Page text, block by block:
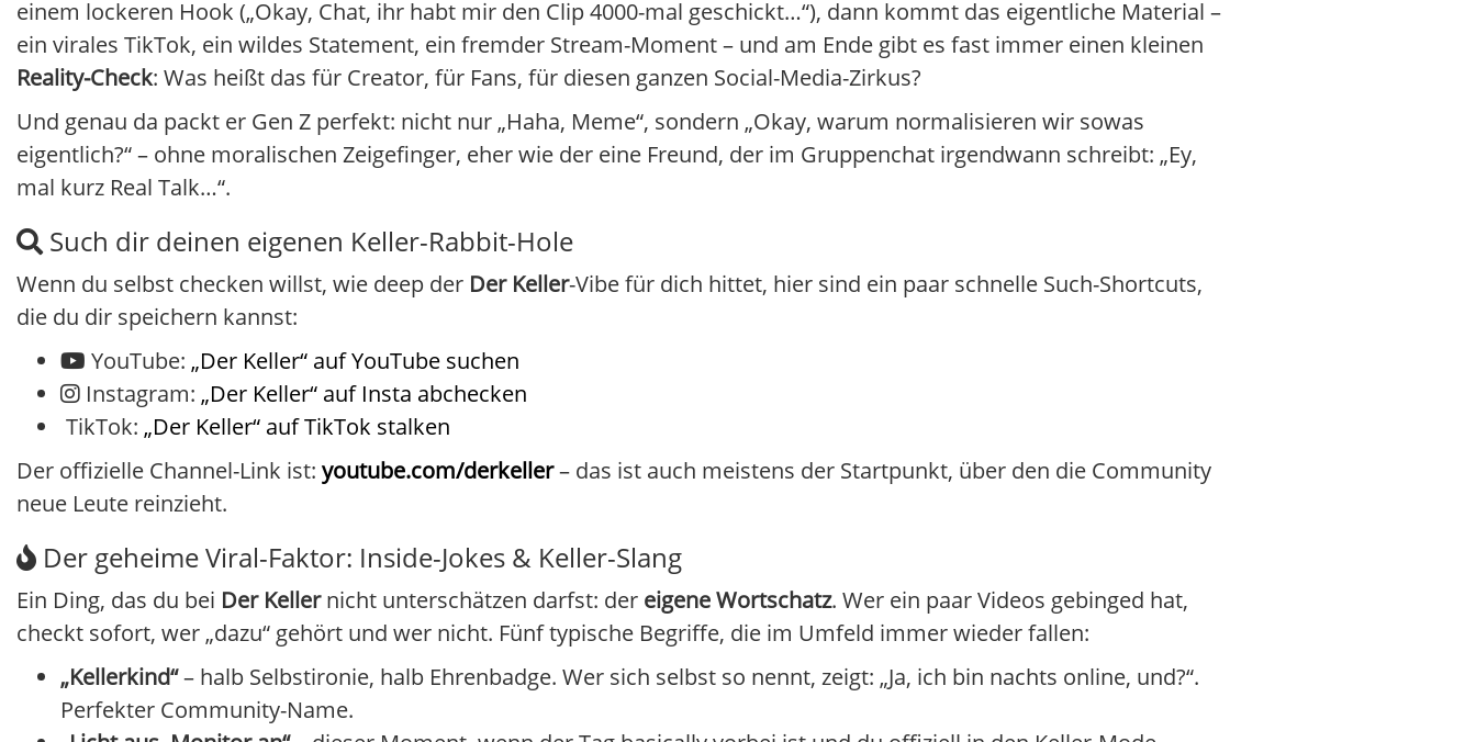
einem lockeren Hook („Okay, Chat, ihr habt mir den Clip 4000-mal geschickt…“), dann kommt das eigentliche Material –
ein virales TikTok, ein wildes Statement, ein fremder Stream-Moment – und am Ende gibt es fast immer einen kleinen
Reality-Check: Was heißt das für Creator, für Fans, für diesen ganzen Social-Media-Zirkus?
Und genau da packt er Gen Z perfekt: nicht nur „Haha, Meme“, sondern „Okay, warum normalisieren wir sowas
eigentlich?“ – ohne moralischen Zeigefinger, eher wie der eine Freund, der im Gruppenchat irgendwann schreibt: „Ey,
mal kurz Real Talk…“.
Such dir deinen eigenen Keller-Rabbit-Hole
Wenn du selbst checken willst, wie deep der Der Keller-Vibe für dich hittet, hier sind ein paar schnelle Such-Shortcuts,
die du dir speichern kannst:
YouTube: „Der Keller“ auf YouTube suchen
Instagram: „Der Keller“ auf Insta abchecken
TikTok: „Der Keller“ auf TikTok stalken
Der offizielle Channel-Link ist: youtube.com/derkeller– das ist auch meistens der Startpunkt, über den die Community
neue Leute reinzieht.
Der geheime Viral-Faktor: Inside-Jokes & Keller-Slang
Ein Ding, das du bei Der Kellernicht unterschätzen darfst: der eigene Wortschatz. Wer ein paar Videos gebinged hat,
checkt sofort, wer „dazu“ gehört und wer nicht. Fünf typische Begriffe, die im Umfeld immer wieder fallen:
„Kellerkind“– halb Selbstironie, halb Ehrenbadge. Wer sich selbst so nennt, zeigt: „Ja, ich bin nachts online, und?“.
Perfekter Community-Name.